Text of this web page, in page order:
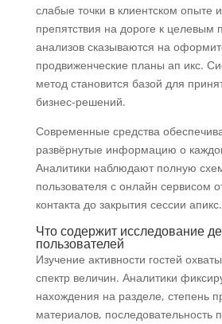
слабые точки в клиентском опыте
препятствия на дороге к целевым
анализов сказываются на
продвиженческие планы ап икс.
метод становится базой для
бизнес-решений.
Современные средства
развёрнутые информацию о
Аналитики наблюдают полную
пользователя с онлайн сервисом
контакта до закрытия сессии апикс.
Что содержит исследование
пользователей
Изучение активности гостей
спектр величин. Аналитики
нахождения на разделе, степень
материалов, последовательность